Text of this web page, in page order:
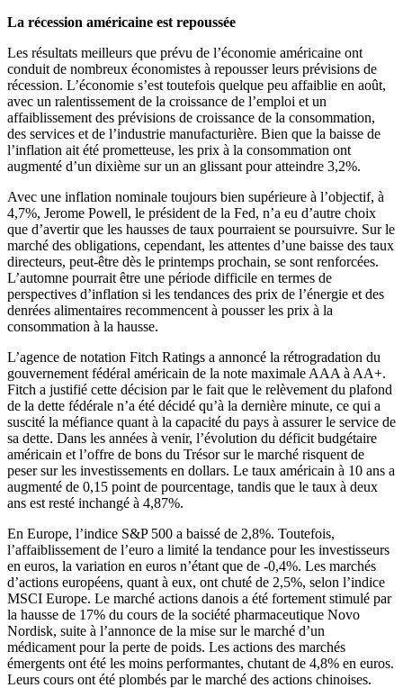
La récession américaine est repoussée
Les résultats meilleurs que prévu de l’économie américaine ont
conduit de nombreux économistes à repousser leurs prévisions de
récession. L’économie s’est toutefois quelque peu affaiblie en août,
avec un ralentissement de la croissance de l’emploi et un
affaiblissement des prévisions de croissance de la consommation,
des services et de l’industrie manufacturière. Bien que la baisse de
l’inflation ait été prometteuse, les prix à la consommation ont
augmenté d’un dixième sur un an glissant pour atteindre 3,2%.
Avec une inflation nominale toujours bien supérieure à l’objectif, à
4,7%, Jerome Powell, le président de la Fed, n’a eu d’autre choix
que d’avertir que les hausses de taux pourraient se poursuivre. Sur le
marché des obligations, cependant, les attentes d’une baisse des taux
directeurs, peut-être dès le printemps prochain, se sont renforcées.
L’automne pourrait être une période difficile en termes de
perspectives d’inflation si les tendances des prix de l’énergie et des
denrées alimentaires recommencent à pousser les prix à la
consommation à la hausse.
L’agence de notation Fitch Ratings a annoncé la rétrogradation du
gouvernement fédéral américain de la note maximale AAA à AA+.
Fitch a justifié cette décision par le fait que le relèvement du plafond
de la dette fédérale n’a été décidé qu’à la dernière minute, ce qui a
suscité la méfiance quant à la capacité du pays à assurer le service de
sa dette. Dans les années à venir, l’évolution du déficit budgétaire
américain et l’offre de bons du Trésor sur le marché risquent de
peser sur les investissements en dollars. Le taux américain à 10 ans a
augmenté de 0,15 point de pourcentage, tandis que le taux à deux
ans est resté inchangé à 4,87%.
En Europe, l’indice S&P 500 a baissé de 2,8%. Toutefois,
l’affaiblissement de l’euro a limité la tendance pour les investisseurs
en euros, la variation en euros n’étant que de -0,4%. Les marchés
d’actions européens, quant à eux, ont chuté de 2,5%, selon l’indice
MSCI Europe. Le marché actions danois a été fortement stimulé par
la hausse de 17% du cours de la société pharmaceutique Novo
Nordisk, suite à l’annonce de la mise sur le marché d’un
médicament pour la perte de poids. Les actions des marchés
émergents ont été les moins performantes, chutant de 4,8% en euros.
Leurs cours ont été plombés par le marché des actions chinoises.